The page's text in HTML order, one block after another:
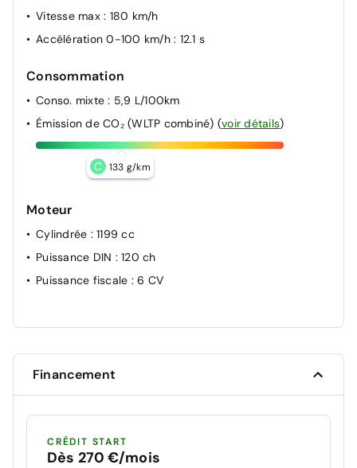
Vitesse max : 180 km/h
Accélération 0-100 km/h : 12.1 s
Consommation
Conso. mixte: 5,9 L/100km
Émission de CO₂ (WLTP combiné) (voir détails)
C 133 g/km
Moteur
Cylindrée : 1199 cc
Puissance DIN : 120 ch
Puissance fiscale : 6 CV
Financement
CRÉDIT START
Dès 270 €/mois